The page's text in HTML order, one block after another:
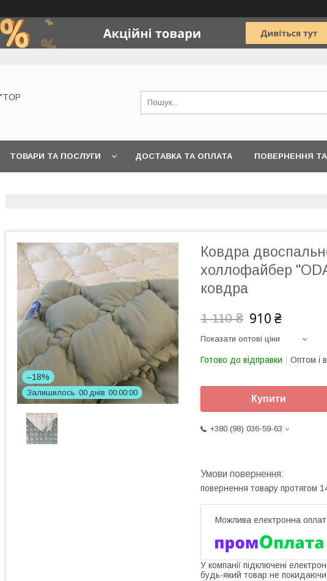
ТОВАРИ ТА ПОСЛУГИ ДОСТАВКА ТА ОПЛАТА ПОВЕРНЕННЯ
–18%
Залишилось 00 днів 00 00 00
Ковдра
холлофайбер
ковдра
1 110 ₴ 910 ₴
Показати оптові ціни
Готово до відправки Оптом і
Купити
+380 (98) 036-59-63
повернення товару протягом
У компанії підключені
будь-який товар не покидаючи